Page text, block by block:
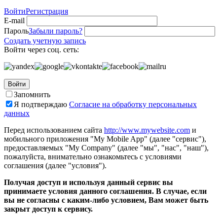
ВойтиРегистрация
E-mail
ПарольЗабыли пароль?
Создать учетную запись
Войти через соц. сеть:
Войти
Запомнить
Я подтверждаю Согласие на обработку персональных
данных
Перед использованием сайта http://www.mywebsite.com и
мобильного приложения "My Mobile App" (далее "сервис"),
предоставляемых "My Company" (далее "мы", "нас", "наш"),
пожалуйста, внимательно ознакомьтесь с условиями
соглашения (далее "условия").
Получая доступ и используя данный сервис вы
принимаете условия данного соглашения. В случае, если
вы не согласны с каким-либо условием, Вам может быть
закрыт доступ к сервису.